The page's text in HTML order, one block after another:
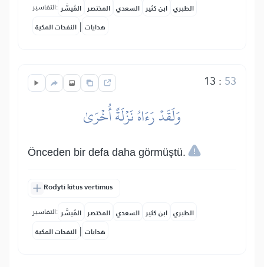
التفاسير: المُيسَّر المختصر السعدي ابن كثير الطبري
النفحات المكية | هدايات
13 : 53
وَلَقَدۡ رَءَاهُ نَزۡلَةً أُخۡرَىٰ
Önceden bir defa daha görmüştü.
Rodyti kitus vertimus
التفاسير: المُيسَّر المختصر السعدي ابن كثير الطبري
النفحات المكية | هدايات